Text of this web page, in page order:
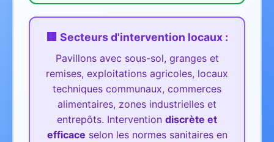
🏢 Secteurs d'intervention locaux :
Pavillons avec sous-sol, granges et
remises, exploitations agricoles, locaux
techniques communaux, commerces
alimentaires, zones industrielles et
entrepôts. Intervention discrète et
efficace selon les normes sanitaires en